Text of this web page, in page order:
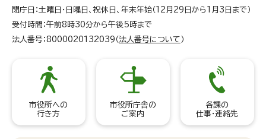
閉庁日：土曜日・日曜日、祝休日、年末年始（12月29日から1月3日まで）
受付時間：午前8時30分から午後5時まで
法人番号：8000020132039（ 法人番号について ）
市役所への
行き方
市役所庁舎の
ご案内
各課の
仕事・連絡先